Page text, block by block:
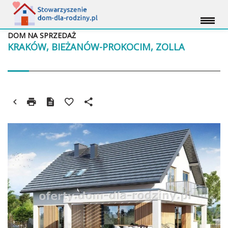
KRAKÓW, BIEŻANÓW-PROKOCIM, ZOLLA
DOM NA SPRZEDAŻ